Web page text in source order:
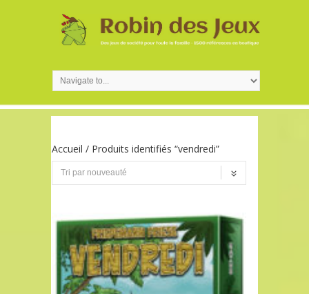
Accueil / Produits identifiés “vendredi”